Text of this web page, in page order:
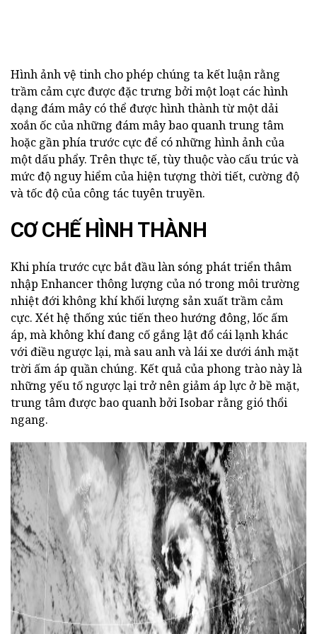
Hình ảnh vệ tinh cho phép chúng ta kết luận rằng
trầm cảm cực được đặc trưng bởi một loạt các hình
dạng đám mây có thể được hình thành từ một dải
xoắn ốc của những đám mây bao quanh trung tâm
hoặc gần phía trước cực để có những hình ảnh của
một dấu phẩy. Trên thực tế, tùy thuộc vào cấu trúc và
mức độ nguy hiểm của hiện tượng thời tiết, cường độ
và tốc độ của công tác tuyên truyền.
CƠ CHẾ HÌNH THÀNH
Khi phía trước cực bắt đầu làn sóng phát triển thâm
nhập Enhancer thông lượng của nó trong môi trường
nhiệt đới không khí khối lượng sản xuất trầm cảm
cực. Xét hệ thống xúc tiến theo hướng đông, lốc ấm
áp, mà không khí đang cố gắng lật đổ cái lạnh khác
với điều ngược lại, mà sau anh và lái xe dưới ánh mặt
trời ấm áp quần chúng. Kết quả của phong trào này là
những yếu tố ngược lại trở nên giảm áp lực ở bề mặt,
trung tâm được bao quanh bởi Isobar rằng gió thổi
ngang.